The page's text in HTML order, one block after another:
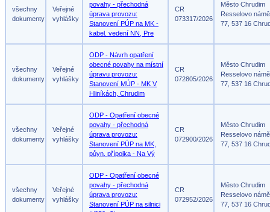
všechny
dokumenty
Veřejné
vyhlášky
povahy - přechodná
úprava provozu:
Stanovení PÚP na MK -
kabel. vedení NN, Pre
CR
073317/2026
Město Chrudim
Resselovo
77, 537 16
všechny
dokumenty
Veřejné
vyhlášky
ODP - Návrh opatření
obecné povahy na místní
úpravu provozu:
Stanovení MÚP - MK V
Hliníkách, Chrudim
CR
072805/2026
Město Chrudim
Resselovo
77, 537 16
všechny
dokumenty
Veřejné
vyhlášky
ODP - Opatření obecné
povahy - přechodná
úprava provozu:
Stanovení PÚP na MK,
půyn. přípojka - Na Vý
CR
072900/2026
Město Chrudim
Resselovo
77, 537 16
všechny
dokumenty
Veřejné
vyhlášky
ODP - Opatření obecné
povahy - přechodná
úprava provozu:
Stanovení PÚP na silnici
CR
072952/2026
Město Chrudim
Resselovo
77, 537 16